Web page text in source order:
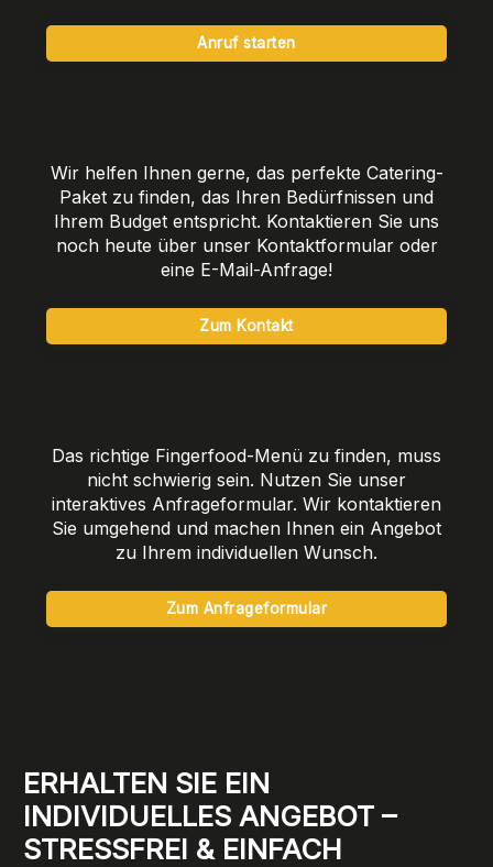
Anruf starten
Wir helfen Ihnen gerne, das perfekte Catering-
Paket zu finden, das Ihren Bedürfnissen und
Ihrem Budget entspricht. Kontaktieren Sie uns
noch heute über unser Kontaktformular oder
eine E-Mail-Anfrage!
Zum Kontakt
Das richtige Fingerfood-Menü zu finden, muss
nicht schwierig sein. Nutzen Sie unser
interaktives Anfrageformular. Wir kontaktieren
Sie umgehend und machen Ihnen ein Angebot
zu Ihrem individuellen Wunsch.
Zum Anfrageformular
ERHALTEN SIE EIN
INDIVIDUELLES ANGEBOT –
STRESSFREI & EINFACH